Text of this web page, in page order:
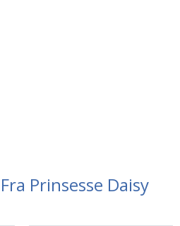
Prinsesse Daisy